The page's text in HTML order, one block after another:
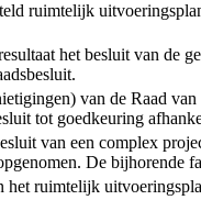
ruimtelijk
het besluit van de
van de Raad
tot goedkeuring
van een complex
De bijhorende
het ruimtelijk